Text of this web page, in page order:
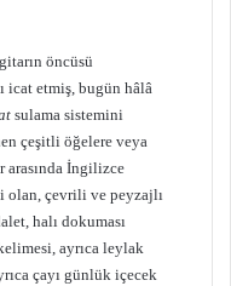
öncüsü
icat etmiş, bugün hâlâ
sulama sistemini
çeşitli öğelere veya
arasında İngilizce
olan, çevrili ve peyzajlı
halı dokuması
ayrıca leylak
çayı günlük içecek